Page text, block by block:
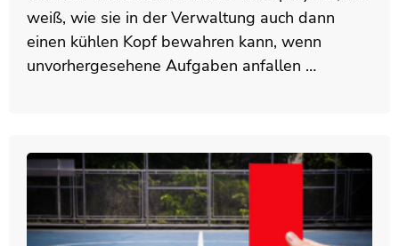
weiß, wie sie in der Verwaltung auch dann
einen kühlen Kopf bewahren kann, wenn
unvorhergesehene Aufgaben anfallen …